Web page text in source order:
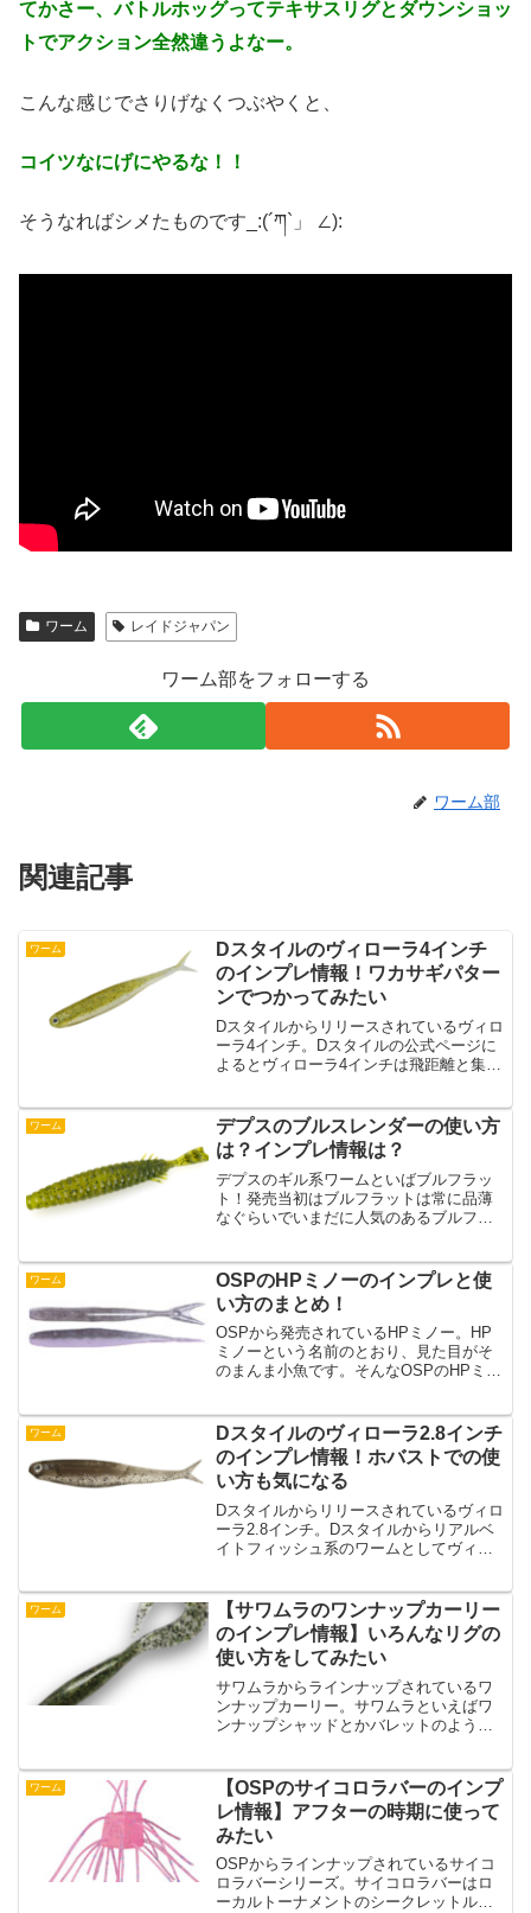
てかさー、バトルホッグってテキサスリグとダウンショッ
トでアクション全然違うよなー。
こんな感じでさりげなくつぶやくと、
コイツなにげにやるな！！
そうなればシメたものです_:(´ཀ`」 ∠):
ワーム レイドジャパン
ワーム部をフォローする
ワーム部
関連記事
ワーム
Dスタイルのヴィローラ4インチ
のインプレ情報！ワカサギパター
ンでつかってみたい
Dスタイルからリリースされているヴィロ
ーラ4インチ。Dスタイルの公式ページに
よるとヴィローラ4インチは飛距離と集魚
中層の釣りでベイトのサイズがデカいと
かもっとアピールし...
ワーム
デプスのブルスレンダーの使い方
は？インプレ情報は？
デプスのギル系ワームといばブルフラッ
ト！発売当初はブルフラットは常に品薄
なぐらいでいまだに人気のあるブルフラ
れていました！ブルフラットスレンダー
はオリジナルのブルフラッ...
ワーム
OSPのHPミノーのインプレと使
い方のまとめ！
OSPから発売されているHPミノー。HP
ミノーという名前のとおり、見た目がそ
のまんま小魚です。そんなOSPのHPミノ
ろんなリグに対応可能・ツートンカラー
仕様HPミノー...
ワーム
Dスタイルのヴィローラ2.8インチ
のインプレ情報！ホバストでの使
い方も気になる
Dスタイルからリリースされているヴィロ
ーラ2.8インチ。Dスタイルからリアルベ
イトフィッシュ系のワームとしてヴィロ
間サイズぐらいのワームになっていま
す。リザーバーから...
ワーム
【サワムラのワンナップカーリー
のインプレ情報】いろんなリグの
使い方をしてみたい
サワムラからラインナップされているワ
ンナップカーリー。サワムラといえばワ
ンナップシャッドとかバレットのような
のではないでしょうか？そんなサワムラ
のワンナップカーリーの特...
ワーム
【OSPのサイコロラバーのインプ
レ情報】アフターの時期に使って
みたい
OSPからラインナップされているサイコ
ロラバーシリーズ。サイコロラバーはロ
ーカルトーナメントのシークレットルア